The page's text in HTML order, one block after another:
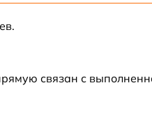
связан с